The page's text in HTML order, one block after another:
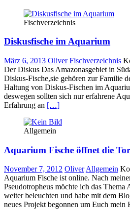
Fischverzeichnis
Diskusfische im Aquarium
März 6, 2013 Oliver Fischverzeichnis
Der Diskus Das Amazonasgebiet in
Diskus-Fische,sie gehören zur Familie
Haltung von Diskus-Fischen im
deswegen sollten sich nur erfahrene
Erfahrung an […]
Allgemein
Aquarium Fische öffnet die
November 7, 2012 OliverAllgemein
Aquarium Fische ist online. Nach
Pseudotropheus möchte ich das Thema
weiter beleuchten und habe mit dem
neues Projekt begonnen um Euch mein